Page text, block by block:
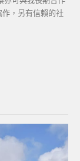
，另有信賴的社